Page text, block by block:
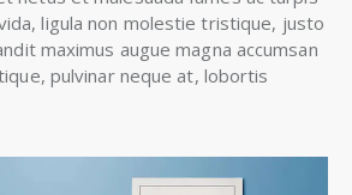
ligula non molestie tristique, justo
maximus augue magna accumsan
pulvinar neque at, lobortis